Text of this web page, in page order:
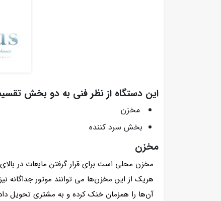
این دستگاه از نظر فنی به دو بخش
مخزن
بخش سرد کننده
مخزن
مخزن محلی است برای قرار گرفتن مایعات در
هریک از این مخزن‌ها می‌ توانند موتور
آن‌ها را همزمان خنک کرده و به مشتری تحویل